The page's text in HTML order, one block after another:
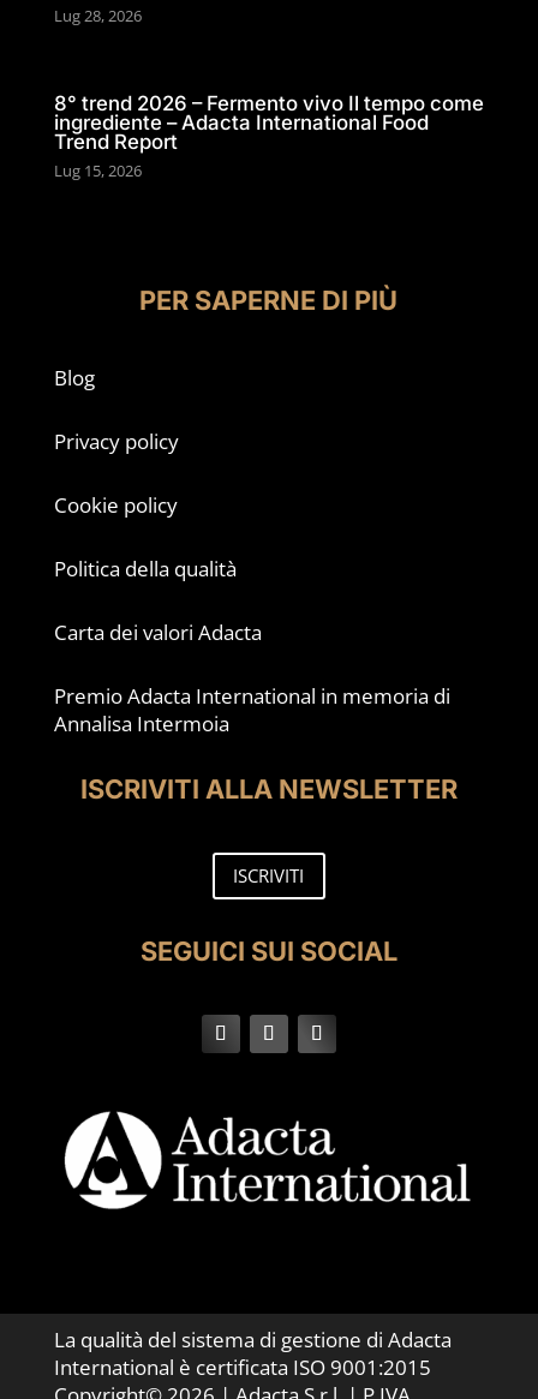
Lug 28, 2026
8° trend 2026 – Fermento vivo Il tempo come
ingrediente – Adacta International Food
Trend Report
Lug 15, 2026
PER SAPERNE DI PIÙ
Blog
Privacy policy
Cookie policy
Politica della qualità
Carta dei valori Adacta
Premio Adacta International in memoria di
Annalisa Intermoia
ISCRIVITI ALLA NEWSLETTER
ISCRIVITI
SEGUICI SUI SOCIAL
La qualità del sistema di gestione di Adacta
International è certificata ISO 9001:2015